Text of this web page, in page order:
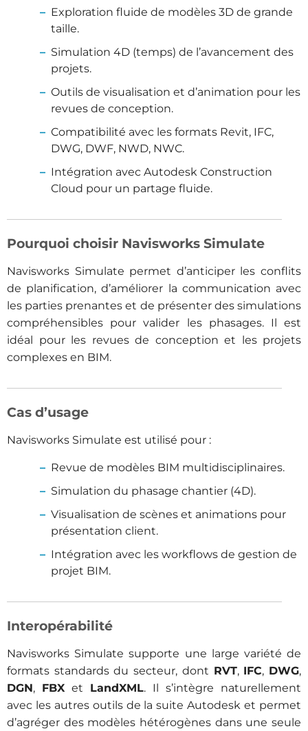
Exploration fluide de modèles 3D de grande
taille.
Simulation 4D (temps) de l’avancement des
projets.
Outils de visualisation et d’animation pour les
revues de conception.
Compatibilité avec les formats Revit, IFC,
DWG, DWF, NWD, NWC.
Intégration avec Autodesk Construction
Cloud pour un partage fluide.
Pourquoi choisir Navisworks Simulate
Navisworks Simulate permet d’anticiper les conflits
de planification, d’améliorer la communication avec
les parties prenantes et de présenter des simulations
compréhensibles pour valider les phasages. Il est
idéal pour les revues de conception et les projets
complexes en BIM.
Cas d’usage
Navisworks Simulate est utilisé pour :
Revue de modèles BIM multidisciplinaires.
Simulation du phasage chantier (4D).
Visualisation de scènes et animations pour
présentation client.
Intégration avec les workflows de gestion de
projet BIM.
Interopérabilité
Navisworks Simulate supporte une large variété de
formats standards du secteur, dont RVT, IFC, DWG,
DGN, FBX et LandXML. Il s’intègre naturellement
avec les autres outils de la suite Autodesk et permet
d’agréger des modèles hétérogènes dans une seule